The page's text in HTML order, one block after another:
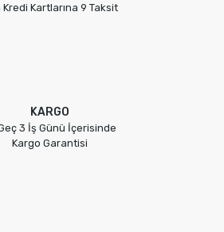
Kredi Kartlarına 9 Taksit
KARGO
3 İş Günü İçerisinde
Kargo Garantisi